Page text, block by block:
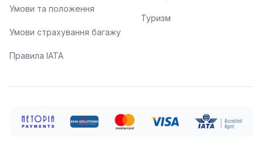
Умови та положення
Умови страхування багажу
Правила ІАТА
Туризм